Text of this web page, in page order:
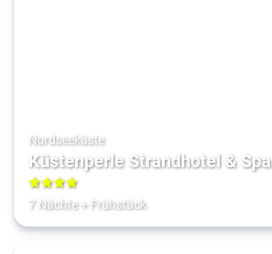
Nordseeküste
Küstenperle Strandhotel & Spa
4
7 Nächte+ Frühstück